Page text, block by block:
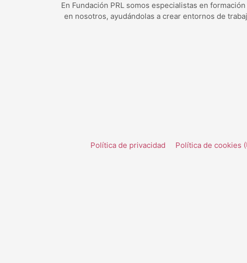
En Fundación PRL somos especialistas en
en nosotros, ayudándolas a crear entornos de
Política de privacidad Política de cookies